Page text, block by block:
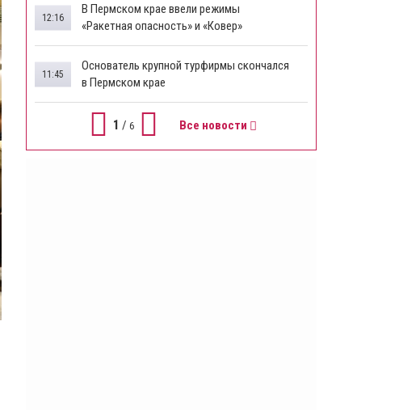
В Пермском крае ввели режимы
«Ракетная опасность» и «Ковер»
12:16
Основатель крупной турфирмы скончался
в Пермском крае
11:45
1 / 6 Все новости